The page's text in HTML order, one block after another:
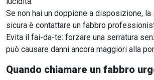
Se non hai un doppione a disposizione,
sicura è contattare un fabbro
Evita il fai-da-te: forzare una serratura
può causare danni ancora maggiori alla
Quando chiamare un fabbro